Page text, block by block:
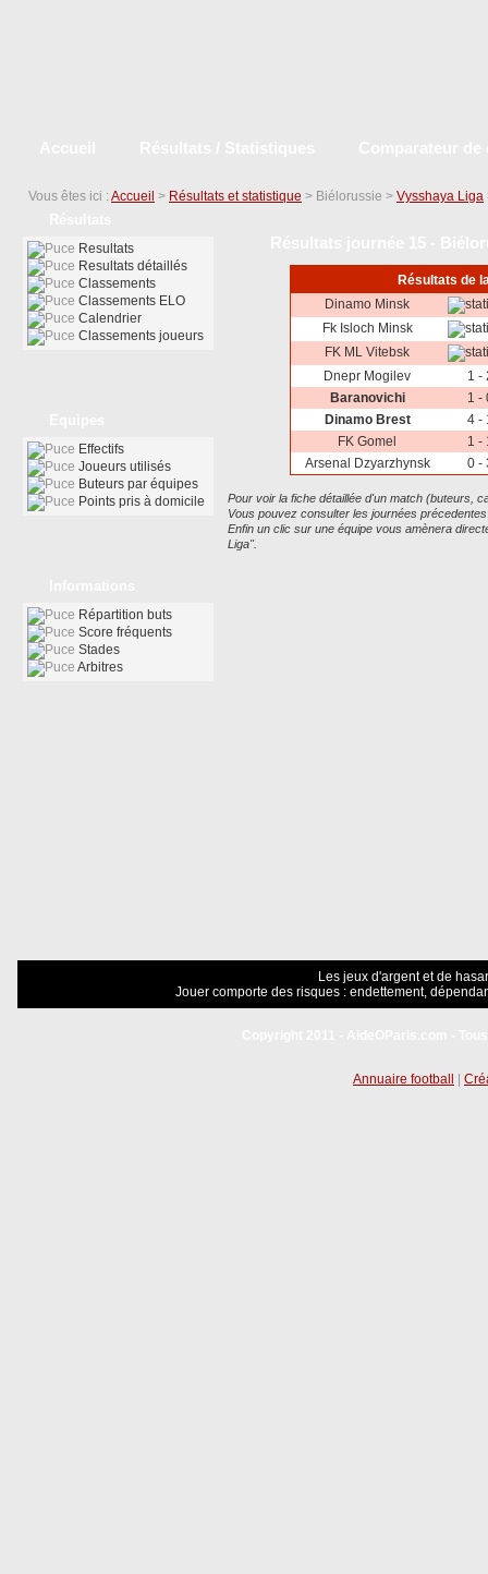
Vous êtes ici : Accueil > Résultats et statistique > Biélorussie > Vysshaya Liga
Résultats de
Dinamo Minsk
Fk Isloch Minsk
FK ML Vitebsk
Dnepr Mogilev
1 -
Baranovichi
1 -
Dinamo Brest
4 -
FK Gomel
1 -
Arsenal Dzyarzhynsk
0 -
Pour voir la fiche détaillée d'un match (buteurs,
Vous pouvez consulter les journées
Enfin un clic sur une équipe vous amènera
Liga".
Resultats
Resultats détaillés
Classements
Classements ELO
Calendrier
Classements joueurs
Effectifs
Joueurs utilisés
Buteurs par équipes
Points pris à domicile
Répartition buts
Score fréquents
Stades
Arbitres
Les jeux d'argent et de
Jouer comporte des risques : endettement,
Annuaire football